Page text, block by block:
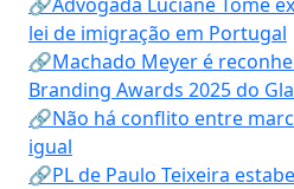
lei de imigração em Portugal
🔗Machado Meyer é
Branding Awards 2025 do
🔗Não há conflito entre
igual
🔗PL de Paulo Teixeira